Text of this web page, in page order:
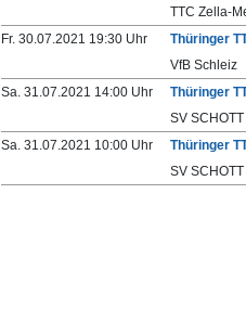
TTC Zella-
Fr. 30.07.2021 19:30 Uhr
Thüringer
VfB Schleiz
Sa. 31.07.2021 14:00 Uhr
Thüringer
SV
Sa. 31.07.2021 10:00 Uhr
Thüringer
SV